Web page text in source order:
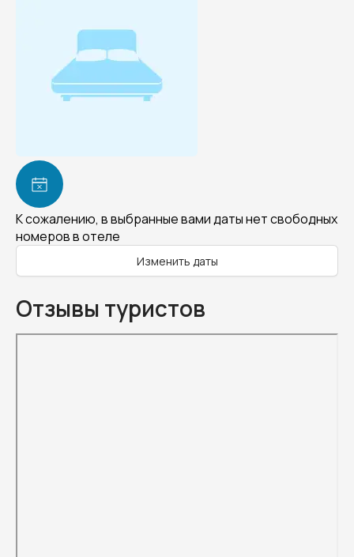
К сожалению, в выбранные вами даты нет свободных
номеров в отеле
Изменить даты
Отзывы туристов